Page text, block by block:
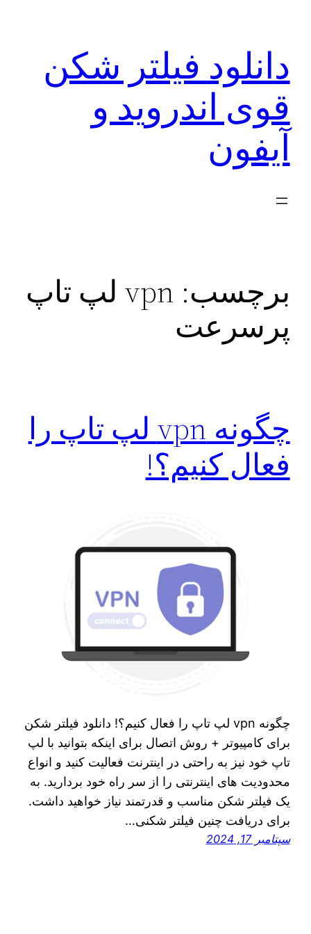
دانلود فیلتر شکن
قوی اندروید و
آیفون
برچسب:
vpn لپ تاپ
پرسرعت
چگونه vpn لپ تاپ را
فعال کنیم؟!
چگونه vpn لپ تاپ را فعال کنیم؟! دانلود فیلتر شکن
برای کامپیوتر + روش اتصال برای اینکه بتوانید با لپ
تاپ خود نیز به راحتی در اینترنت فعالیت کنید و انواع
محدودیت‌ های اینترنتی را از سر راه خود بردارید. به
یک فیلتر شکن مناسب و قدرتمند نیاز خواهید داشت.
برای دریافت چنین فیلتر شکنی…
سپتامبر 17, 2024